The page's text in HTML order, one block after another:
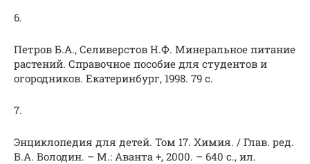
6.
Петров Б.А., Селиверстов Н.Ф. Минеральное питание
растений. Справочное пособие для студентов и
огородников. Екатеринбург, 1998. 79 с.
7.
Энциклопедия для детей. Том 17. Химия. / Глав. ред.
В.А. Володин. – М.: Аванта +, 2000. – 640 с., ил.